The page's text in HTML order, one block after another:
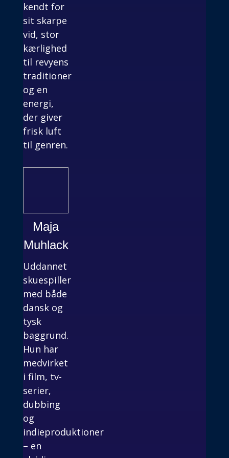
kendt for
sit skarpe
vid, stor
kærlighed
til revyens
traditioner
og en
energi,
der giver
frisk luft
til genren.
Maja
Muhlack
Uddannet
skuespiller
med både
dansk og
tysk
baggrund.
Hun har
medvirket
i film, tv-
serier,
dubbing
og
indieproduktioner
– en